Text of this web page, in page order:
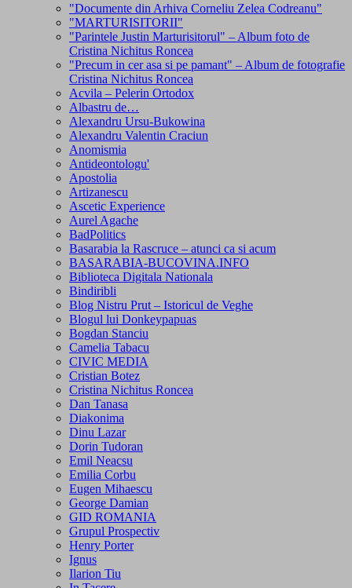
"Documente din Arhiva Corneliu Zelea Codreanu"
"MARTURISITORII"
"Parintele Justin Marturisitorul" – Album foto de
Cristina Nichitus Roncea
"Precum in cer asa si pe pamant" – Album de fotografie
Cristina Nichitus Roncea
Acvila – Pelerin Ortodox
Albastru de…
Alexandru Ursu-Bukowina
Alexandru Valentin Craciun
Anomismia
Antideontologu'
Apostolia
Artizanescu
Ascetic Experience
Aurel Agache
BadPolitics
Basarabia la Rascruce – atunci ca si acum
BASARABIA-BUCOVINA.INFO
Biblioteca Digitala Nationala
Bindiribli
Blog Nistru Prut – Istoricul de Veghe
Blogul lui Donkeypapuas
Bogdan Stanciu
Camelia Tabacu
CIVIC MEDIA
Cristian Botez
Cristina Nichitus Roncea
Dan Tanasa
Diakonima
Dinu Lazar
Dorin Tudoran
Emil Neacsu
Emilia Corbu
Eugen Mihaescu
George Damian
GID ROMANIA
Grupul Prospectiv
Henry Porter
Ignus
Ilarion Tiu